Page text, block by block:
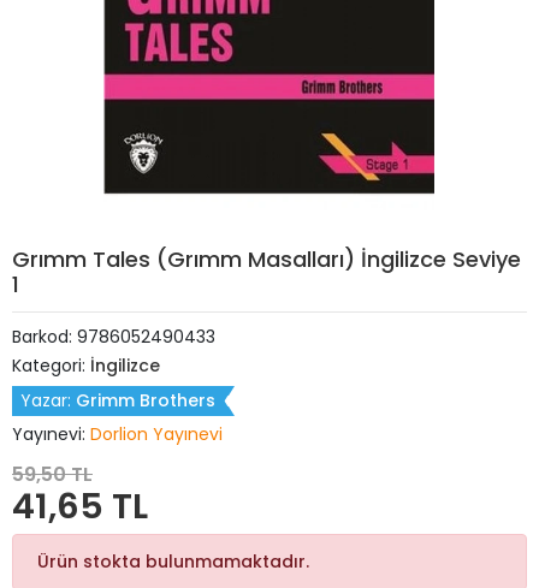
Grımm Tales (Grımm Masalları) İngilizce Seviye
1
Barkod: 9786052490433
Kategori: İngilizce
Yazar: Grimm Brothers
Yayınevi: Dorlion Yayınevi
59,50 TL
41,65 TL
Ürün stokta bulunmamaktadır.